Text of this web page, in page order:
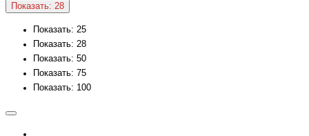
Показать: 28
Показать: 25
Показать: 28
Показать: 50
Показать: 75
Показать: 100